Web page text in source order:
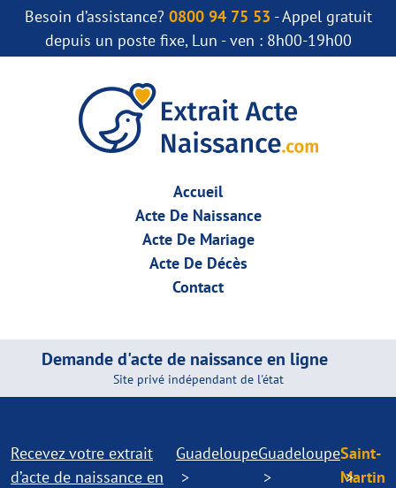
Besoin d’assistance? 0800 94 75 53 - Appel gratuit
depuis un poste fixe, Lun - ven : 8h00-19h00
Accueil
Acte De Naissance
Acte De Mariage
Acte De Décès
Contact
Demande d'acte de naissance en ligne
Site privé indépendant de l'état
Recevez votre extrait
d’acte de naissance en
GuadeloupeGuadeloupeSaint-
Martin